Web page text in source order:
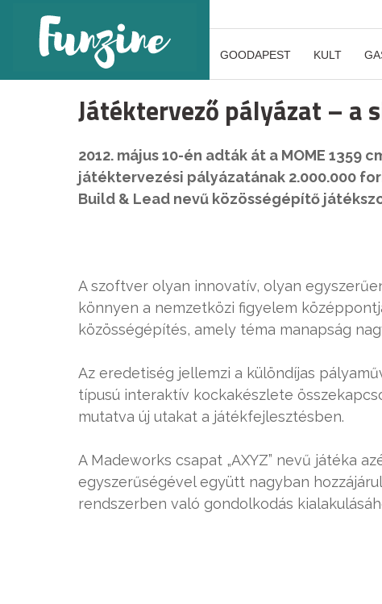
GOODAPEST KULT
Játéktervező pályázat – a
2012. május 10-én adták át a MOME 1359
játéktervezési pályázatának 2.000.000
Build & Lead nevű közösségépítő
A szoftver olyan innovatív, olyan
könnyen a nemzetközi figyelem
közösségépítés, amely téma manapság
Az eredetiség jellemzi a különdíjas
típusú interaktív kockakészlete
mutatva új utakat a játékfejlesztésben.
A Madeworks csapat „AXYZ” nevű játéka
egyszerűségével együtt nagyban
rendszerben való gondolkodás